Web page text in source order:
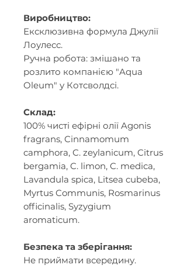
Виробництво:
Ексклюзивна формула Джулії
Лоулесс.
Ручна робота: змішано та
розлито компанією "Aqua
Oleum" у Котсволдсі.
Склад:
100% чисті ефірні олії Agonis
fragrans, Cinnamomum
camphora, C. zeylanicum, Citrus
bergamia, C. limon, C. medica,
Lavandula spica, Litsea cubeba,
Myrtus Communis, Rosmarinus
officinalis, Syzygium
aromaticum.
Безпека та зберігання:
Не приймати всередину.